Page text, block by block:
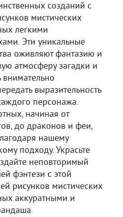
созданий с
мистических
легкими
Эти уникальные
оживляют фантазию и
атмосферу загадки и
выразительность
персонажа.
начиная от
до драконов и феи,
нашему
подходу. Украсьте
неповторимый
фэнтези с этой
рисунков мистических
аккуратными и